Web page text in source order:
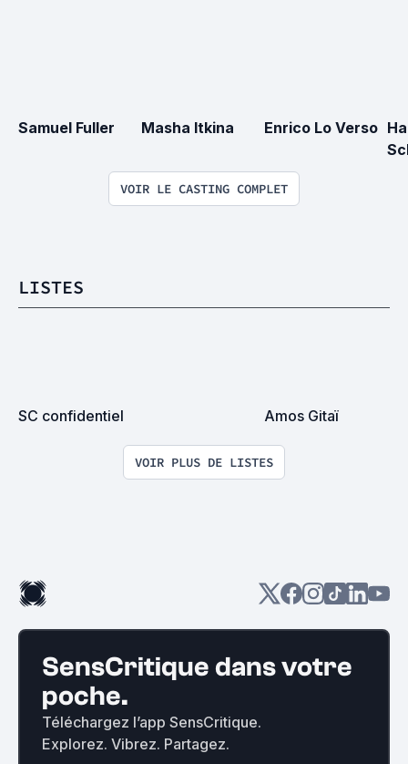
Samuel Fuller Masha Itkina Enrico Lo Verso
VOIR LE CASTING COMPLET
LISTES
SC confidentiel Amos Gitaï
VOIR PLUS DE LISTES
SensCritique dans votre
poche.
Téléchargez l’app SensCritique.
Explorez. Vibrez. Partagez.